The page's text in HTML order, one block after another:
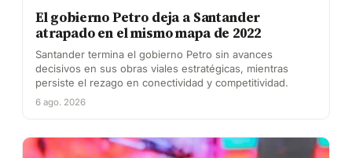
El gobierno Petro deja a Santander
atrapado en el mismo mapa de 2022
Santander termina el gobierno Petro sin avances
decisivos en sus obras viales estratégicas, mientras
persiste el rezago en conectividad y competitividad.
6 ago. 2026